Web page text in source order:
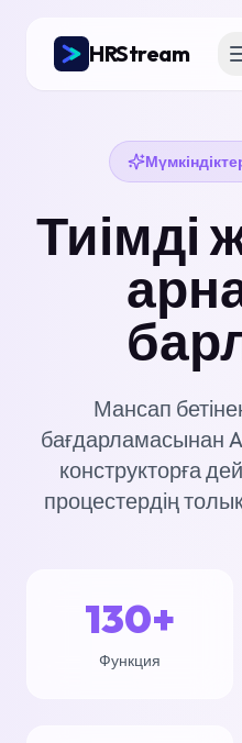
HRStream
Тиімді
Мансап
бағдарламасынан
конструкторға
процестердің
130+
Функция